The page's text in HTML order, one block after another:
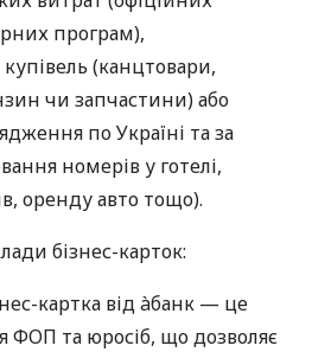
програм),
(канцтовари,
чи запчастини) або
по Україні та за
номерів у готелі,
оренду авто тощо).
бізнес-карток:
картка від àбанк — це
ФОП та юросіб, що дозволяє